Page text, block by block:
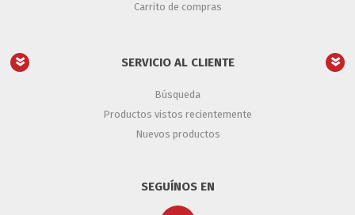
Carrito de compras
SERVICIO AL CLIENTE
Búsqueda
Productos vistos recientemente
Nuevos productos
SEGUÍNOS EN